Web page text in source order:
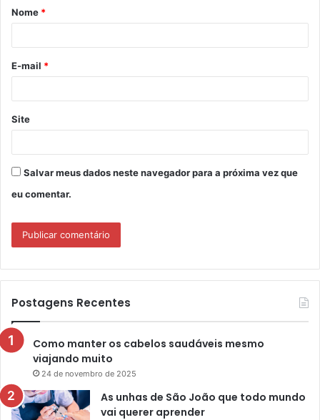
r
*
Nome *
E-mail *
Site
Salvar meus dados neste navegador para a próxima vez que
eu comentar.
Postagens Recentes
Como manter os cabelos saudáveis mesmo
viajando muito
24 de novembro de 2025
As unhas de São João que todo mundo
vai querer aprender